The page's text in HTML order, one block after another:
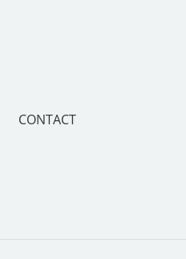
CONTACT